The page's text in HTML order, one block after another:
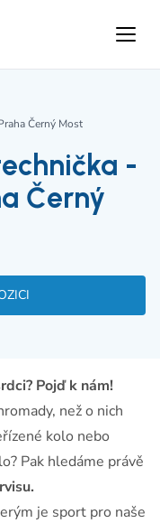
Černý Most
-
Černý
Pojď k nám!
než o nich
kolo nebo
Pak hledáme právě
je sport pro naše